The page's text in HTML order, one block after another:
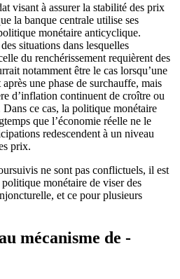
visant à assurer la stabilité des prix
la banque centrale utilise ses
monétaire anticyclique.
situations dans lesquelles
du renchérissement requièrent des
notamment être le cas lorsqu’une
une phase de surchauffe, mais
d’inflation continuent de croître ou
ce cas, la politique monétaire
que l’économie réelle ne le
redescendent à un niveau
prix.
ne sont pas conflictuels, il est
monétaire de viser des
et ce pour plusieurs
mécanisme de